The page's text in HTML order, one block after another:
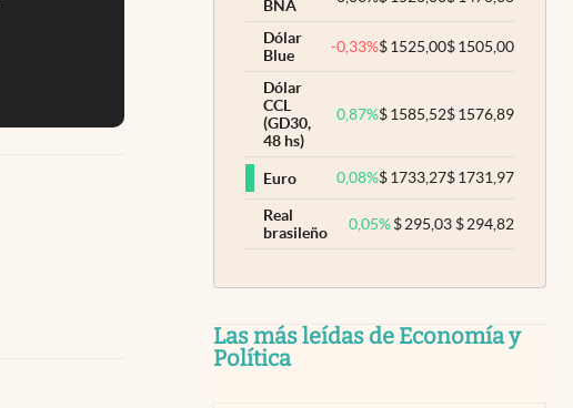
BNA
Dólar
Blue
-0,33%$1525,00$1505,00
Dólar
CCL
(GD30,
48 hs)
0,87%$1585,52$1576,89
Euro 0,08%$1733,27$1731,97
Real
brasileño
0,05% $295,03 $294,82
Las más leídas de Economía y
Política